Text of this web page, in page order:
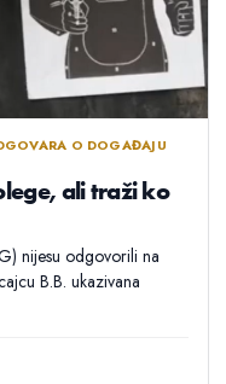
O DOGAĐAJU
ali traži ko
nijesu odgovorili na
B.B. ukazivana